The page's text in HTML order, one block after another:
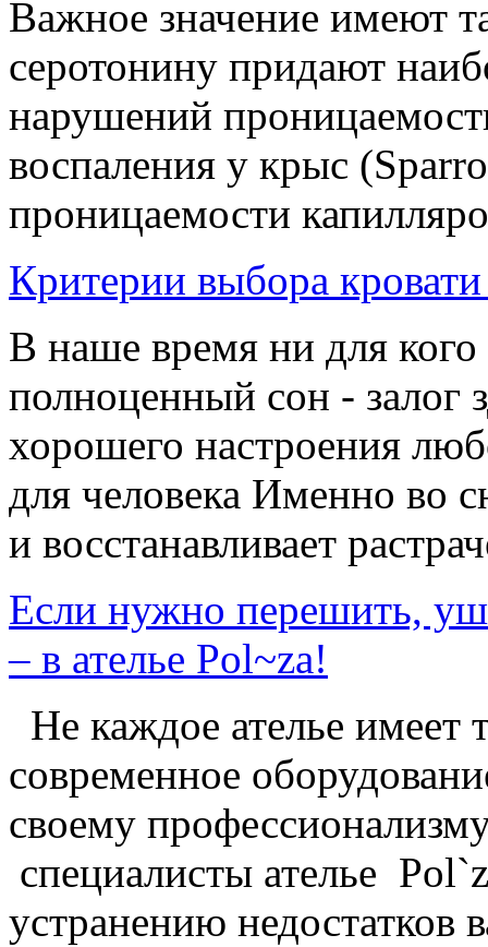
Важное значение имеют
серотонину придают
нарушений
воспаления у крыс
проницаемости
Критерии выбора
В наше время ни для кого
полноценный сон - залог
хорошего настроения
для человека Именно во
и восстанавливает
Если нужно перешить,
– в ателье Pol~za!
Не каждое ателье имеет
современное
своему
специалисты ателье
устранению